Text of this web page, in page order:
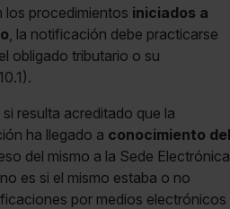
los procedimientos iniciados a
, la notificación debe practicarse
obligado tributario o su
resulta acreditado que la
ha llegado a conocimiento del
del mismo a la Sede Electrónica
es si el mismo estaba o no
por medios electrónicos